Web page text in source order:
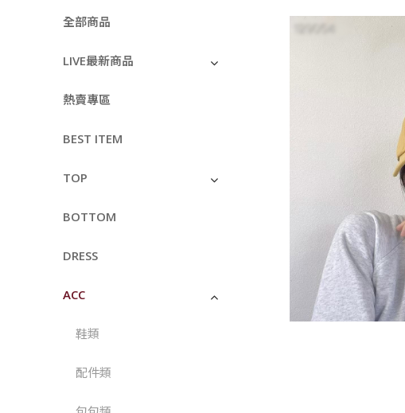
全部商品
LIVE最新商品
熱賣專區
BEST ITEM
TOP
BOTTOM
DRESS
ACC
鞋類
配件類